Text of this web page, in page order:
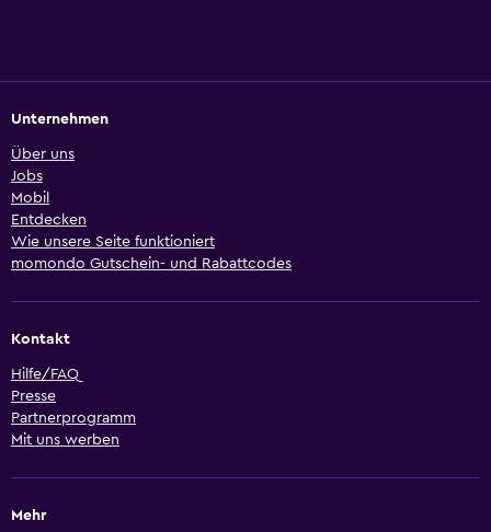
Unternehmen
Über uns
Jobs
Mobil
Entdecken
Wie unsere Seite funktioniert
momondo Gutschein- und Rabattcodes
Kontakt
Hilfe/FAQ
Presse
Partnerprogramm
Mit uns werben
Mehr